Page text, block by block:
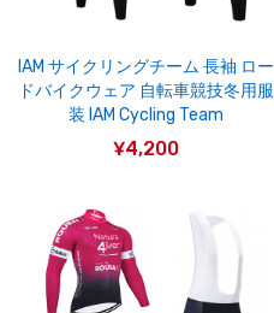
IAM サイクリングチーム 長袖 ロー
ドバイクウェア 自転車競技冬用服
装 IAM Cycling Team
¥4,200